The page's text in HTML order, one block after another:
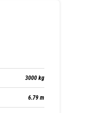
3000 kg
6.79 m